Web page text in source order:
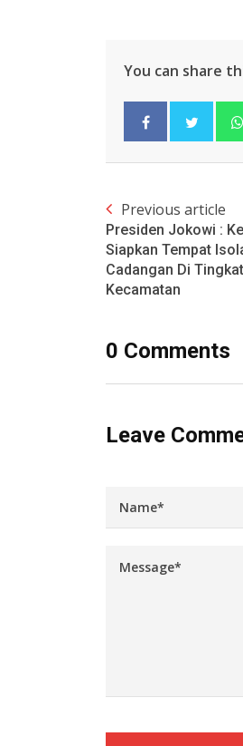
You can share
Previous article
Presiden Jokowi :
Siapkan Tempat
Cadangan Di
Kecamatan
0 Comments
Leave